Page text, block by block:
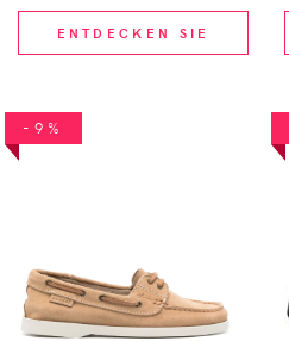
ENTDECKEN SIE
-9%